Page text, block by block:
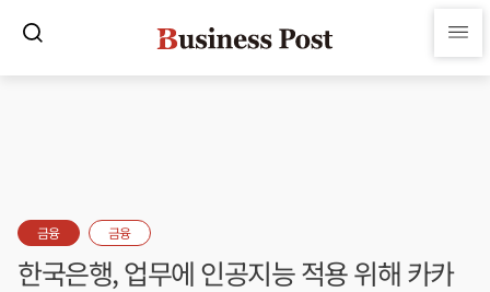
금융 금융
한국은행, 업무에 인공지능 적용 위해 카카